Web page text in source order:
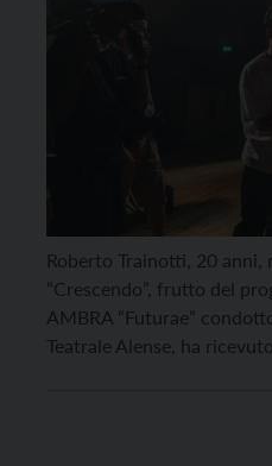
Roberto Trainotti, 20
“Crescendo”, frutto del
AMBRA “Futurae”
Teatrale Alense, ha